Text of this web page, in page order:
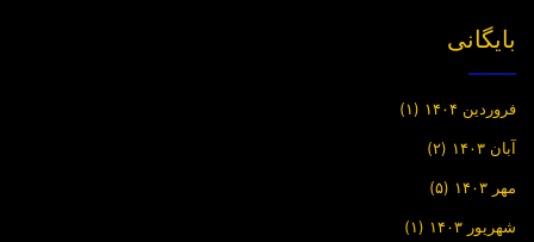
بایگانی
فروردین ۱۴۰۴ (۱)
آبان ۱۴۰۳ (۲)
مهر ۱۴۰۳ (۵)
شهریور ۱۴۰۳ (۱)